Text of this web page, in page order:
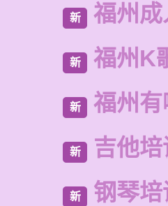
新 福州
新 福州K
新 福州
新 吉他
新 钢琴